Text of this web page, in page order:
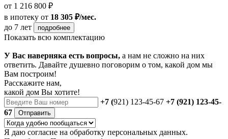
от 1 216 800 ₽
в ипотеку от 18 305 ₽/мес.
до 7 лет
подробнее
Показать всю комплектацию
У Вас наверняка есть вопросы, а нам не сложно на них
ответить. Давайте душевно поговорим о том, какой дом мы
Вам построим!
Расскажите нам,
какой дом Вы хотите!
+7 (921) 123-45-67 +7 (921) 123-45-
67
Отправить
Я даю согласие на обработку персональных данных.